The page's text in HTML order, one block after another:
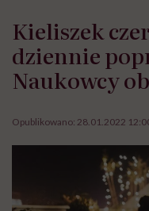
Kieliszek
dziennie
Naukowcy
Opublikowano: 28.01.2022